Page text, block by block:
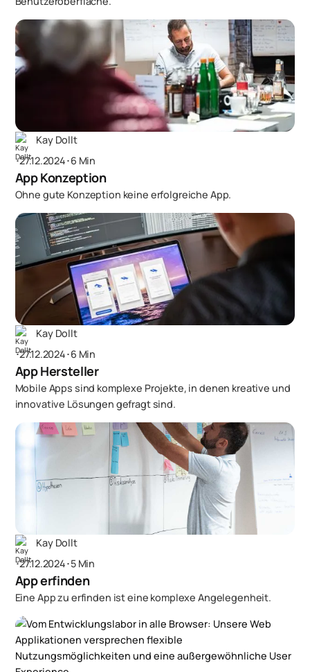
Kay Dollt
･27.12.2024･6 Min
App Konzeption
Ohne gute Konzeption keine erfolgreiche App.
Kay Dollt
･27.12.2024･6 Min
App Hersteller
Mobile Apps sind komplexe Projekte, in denen kreative und
innovative Lösungen gefragt sind.
Kay Dollt
･27.12.2024･5 Min
App erfinden
Eine App zu erfinden ist eine komplexe Angelegenheit.